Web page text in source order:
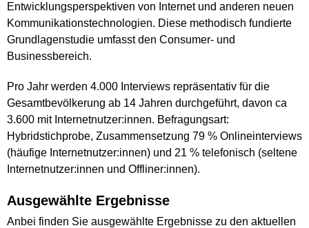
Entwicklungsperspektiven von Internet und anderen neuen
Kommunikationstechnologien. Diese methodisch fundierte
Grundlagenstudie umfasst den Consumer- und
Businessbereich.
Pro Jahr werden 4.000 Interviews repräsentativ für die
Gesamtbevölkerung ab 14 Jahren durchgeführt, davon ca
3.600 mit Internetnutzer:innen. Befragungsart:
Hybridstichprobe, Zusammensetzung 79 % Onlineinterviews
(häufige Internetnutzer:innen) und 21 % telefonisch (seltene
Internetnutzer:innen und Offliner:innen).
Ausgewählte Ergebnisse
Anbei finden Sie ausgewählte Ergebnisse zu den aktuellen